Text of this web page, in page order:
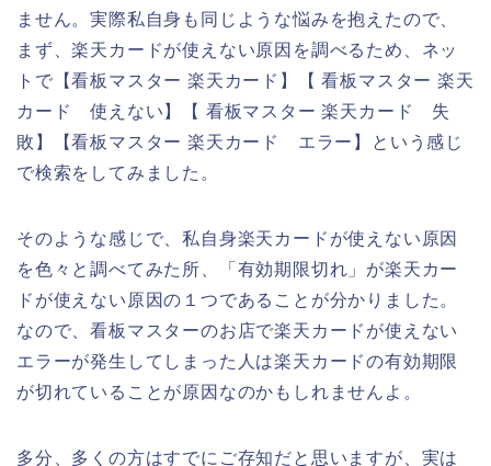
ません。実際私自身も同じような悩みを抱えたので、
まず、楽天カードが使えない原因を調べるため、ネッ
トで【看板マスター 楽天カード】【 看板マスター 楽天
カード 使えない】【 看板マスター 楽天カード 失
敗】【看板マスター 楽天カード エラー】という感じ
で検索をしてみました。
そのような感じで、私自身楽天カードが使えない原因
を色々と調べてみた所、「有効期限切れ」が楽天カー
ドが使えない原因の１つであることが分かりました。
なので、看板マスターのお店で楽天カードが使えない
エラーが発生してしまった人は楽天カードの有効期限
が切れていることが原因なのかもしれませんよ。
多分、多くの方はすでにご存知だと思いますが、実は